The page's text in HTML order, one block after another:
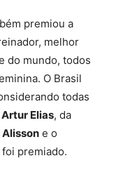
premiou a
melhor
do mundo, todos
O Brasil
todas
Artur Elias, da
Alisson e o
premiado.